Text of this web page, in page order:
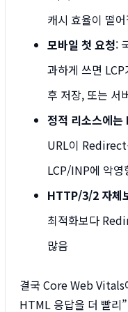
캐시 효율이 떨
모바일 첫 요청:
과하게 쓰면
후 저장, 또는 서
정적 리소스에
URL이 Redirect
LCP/INP에 악영
HTTP/3/2 자체
최적화보다
많음
결국 Core Web Vitals
HTML 응답을 더 빨리